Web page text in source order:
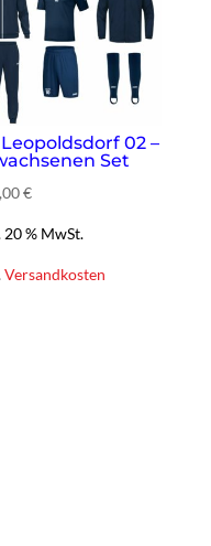
Leopoldsdorf 02 –
Set
€
20 % MwSt.
Versandkosten